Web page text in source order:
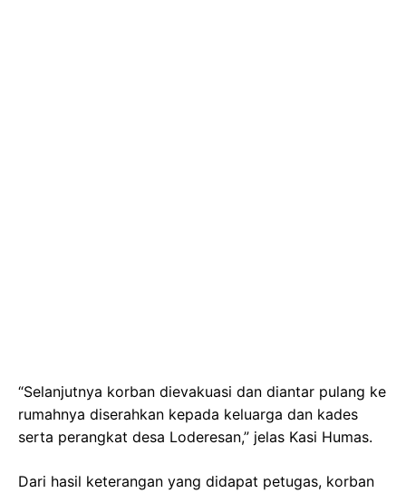
“Selanjutnya korban dievakuasi dan diantar pulang ke
rumahnya diserahkan kepada keluarga dan kades
serta perangkat desa Loderesan,” jelas Kasi Humas.
Dari hasil keterangan yang didapat petugas, korban